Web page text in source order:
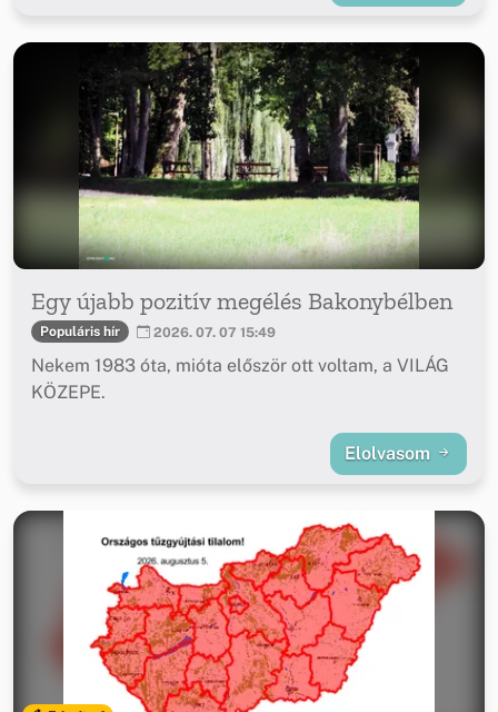
Egy újabb pozitív megélés Bakonybélben
Populáris hír 2026. 07. 07 15:49
Nekem 1983 óta, mióta először ott voltam, a VILÁG
KÖZEPE.
Elolvasom